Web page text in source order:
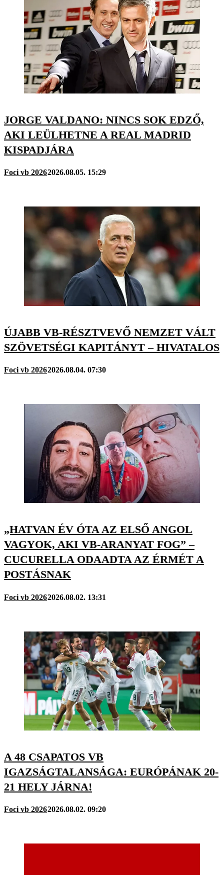
JORGE VALDANO: NINCS SOK EDZŐ,
AKI LEÜLHETNE A REAL MADRID
KISPADJÁRA
Foci vb 20262026.08.05. 15:29
ÚJABB VB-RÉSZTVEVŐ NEMZET VÁLT
SZÖVETSÉGI KAPITÁNYT – HIVATALOS
Foci vb 20262026.08.04. 07:30
„HATVAN ÉV ÓTA AZ ELSŐ ANGOL
VAGYOK, AKI VB-ARANYAT FOG” –
CUCURELLA ODAADTA AZ ÉRMÉT A
POSTÁSNAK
Foci vb 20262026.08.02. 13:31
A 48 CSAPATOS VB
IGAZSÁGTALANSÁGA: EURÓPÁNAK 20-
21 HELY JÁRNA!
Foci vb 20262026.08.02. 09:20